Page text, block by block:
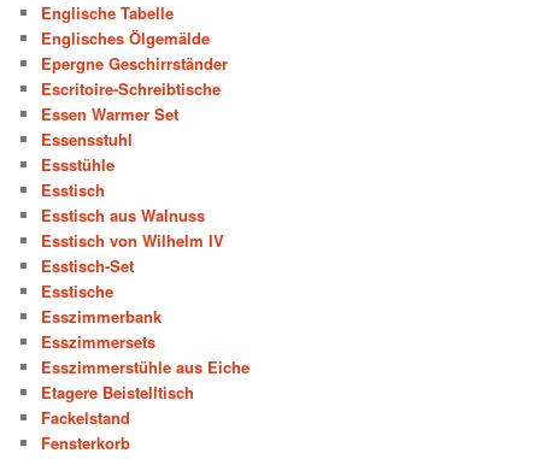
Englische Tabelle
Englisches Ölgemälde
Epergne Geschirrständer
Escritoire-Schreibtische
Essen Warmer Set
Essensstuhl
Essstühle
Esstisch
Esstisch aus Walnuss
Esstisch von Wilhelm IV
Esstisch-Set
Esstische
Esszimmerbank
Esszimmersets
Esszimmerstühle aus Eiche
Etagere Beistelltisch
Fackelstand
Fensterkorb